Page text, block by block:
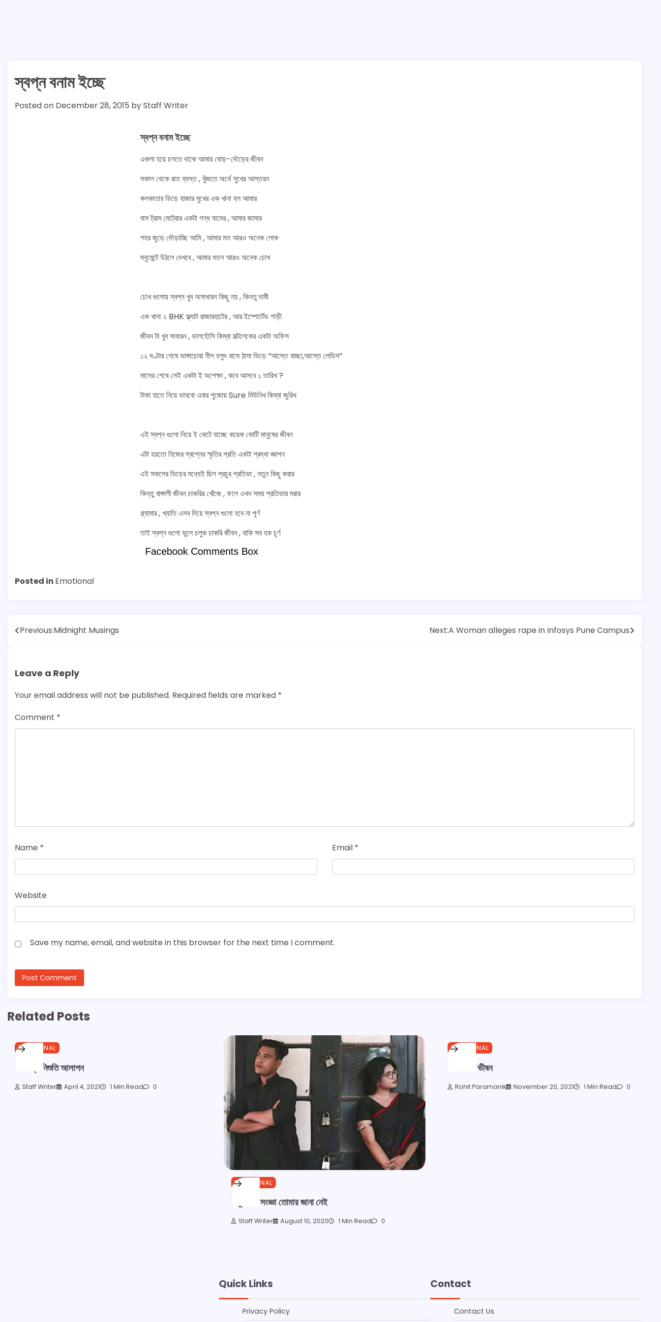
স্বপ্ন বনাম ইচ্ছে
Posted on December 28, 2015 byStaff Writer
স্বপ্ন বনাম ইচ্ছে
একলা হয়ে চলতে থাকে আমার ঘোড়-দৌড়ের জীবন
সকাল থেকে রাত ব্যস্ত , খুঁজতে অর্থে সুখের আস্তরন
কলকাতার ভিড়ে হাজার মুখের এক খানা হল আমার
বাস ট্রাম মেট্রোর একটা গন্ধ ঘামের , আমার জামার
শহর জুড়ে দৌড়াচ্ছি আমি , আমার মত আরও অনেক লোক
মনুমেন্টে উঠলে দেখবে , আমার মতন আরও অনেক চোখ
চোখ গুলোয় স্বপ্ন খুব অসাধারন কিছু নয় , কিনতু দামী
এক খানা ২ BHK ফ্ল্যাট রাজারহাটের , আর ইম্পোর্টেড গাড়ী
জীবন টা খুব সাধারন , ডালহৌসি কিম্বা সল্টলেকের একটা অফিস
১২ ঘণ্টার শেষে ভাঙ্গাচোরা নীল হলুদ বাসে ঠাসা ভিড়ে “আস্তে বাচ্ছা,আস্তে লেডিস”
মাসের শেষে সেই একটা ই অপেক্ষা , কবে আসবে ১ তারিখ ?
টাকা হাতে নিয়ে ভাববো এবার পুজোয় Sure মিউনিখ কিম্বা জুরিখ
এই স্বপ্ন গুলো নিয়ে ই কেটে যাচ্ছে কয়েক কোটি মানুষের জীবন
এটা হয়তো নিজের স্বপ্নের স্মৃতির প্রতি একটা শ্রদ্ধা জ্ঞাপন
এই সকলের ভিড়ের মধ্যেই ছিল প্রচুর প্রতিভা , নতুন কিছু করার
কিন্তু বাঙ্গালী জীবন চাকরির খোঁজে , ফলে এখন সময় প্রতিভার মরার
গ্ল্যামার , খ্যাতি এসব দিয়ে স্বপ্ন গুলো হবে না পূর্ণ
তাই স্বপ্ন গুলো ভুলে চলুক চাকরি জীবন , বাকি সব হক চূর্ণ
Facebook Comments Box
Posted in Emotional
Post
Previous:Midnight Musings Next:A Woman alleges rape in Infosys Pune Campus
Leave a Reply
Your email address will not be published. Required fields are marked *
Comment *
Name * Email *
Website
Save my name, email, and website in this browser for the next time I comment.
Related Posts
EMOTIONAL
একান্তে নিশুতি আলাপন
Staff Writer April 4, 2021 1 Min Read 0
EMOTIONAL
অনুরাগের সংজ্ঞা তোমার জানা নেই
Staff Writer August 10, 2020 1 Min Read 0
EMOTIONAL
আমি রাগী ভীষন
Rohit Paramanik November 20, 2021 1 Min Read 0
Quick Links
Privacy Policy
Contact
Contact Us